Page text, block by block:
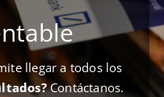
llegar a todos los
Contáctanos.